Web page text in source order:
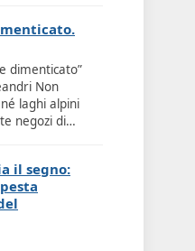
dimenticato”
Non
laghi alpini
negozi di…
il segno: